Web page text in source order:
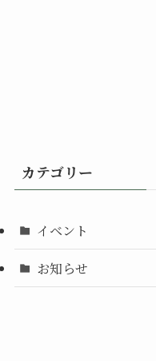
カテゴリー
イベント
お知らせ